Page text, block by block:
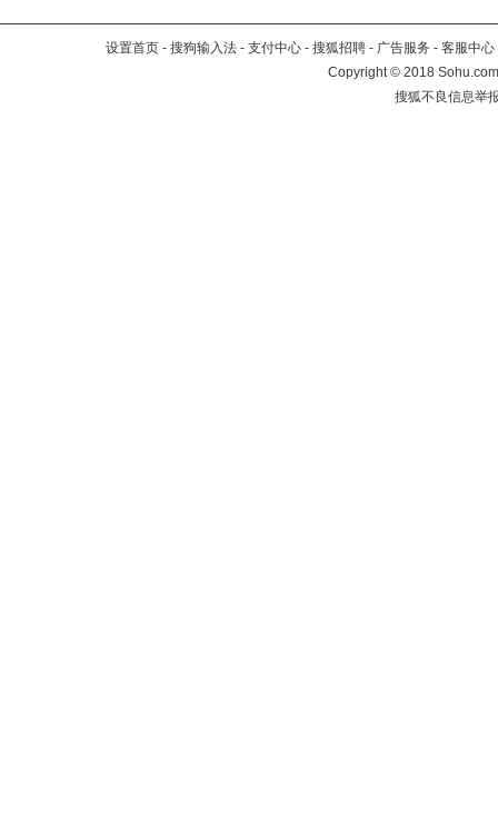
设置首页 - 搜狗输入法 - 支付中心 - 搜狐招聘 - 广告服务 - 客服中心
Copyright©2018
搜狐不良信息举